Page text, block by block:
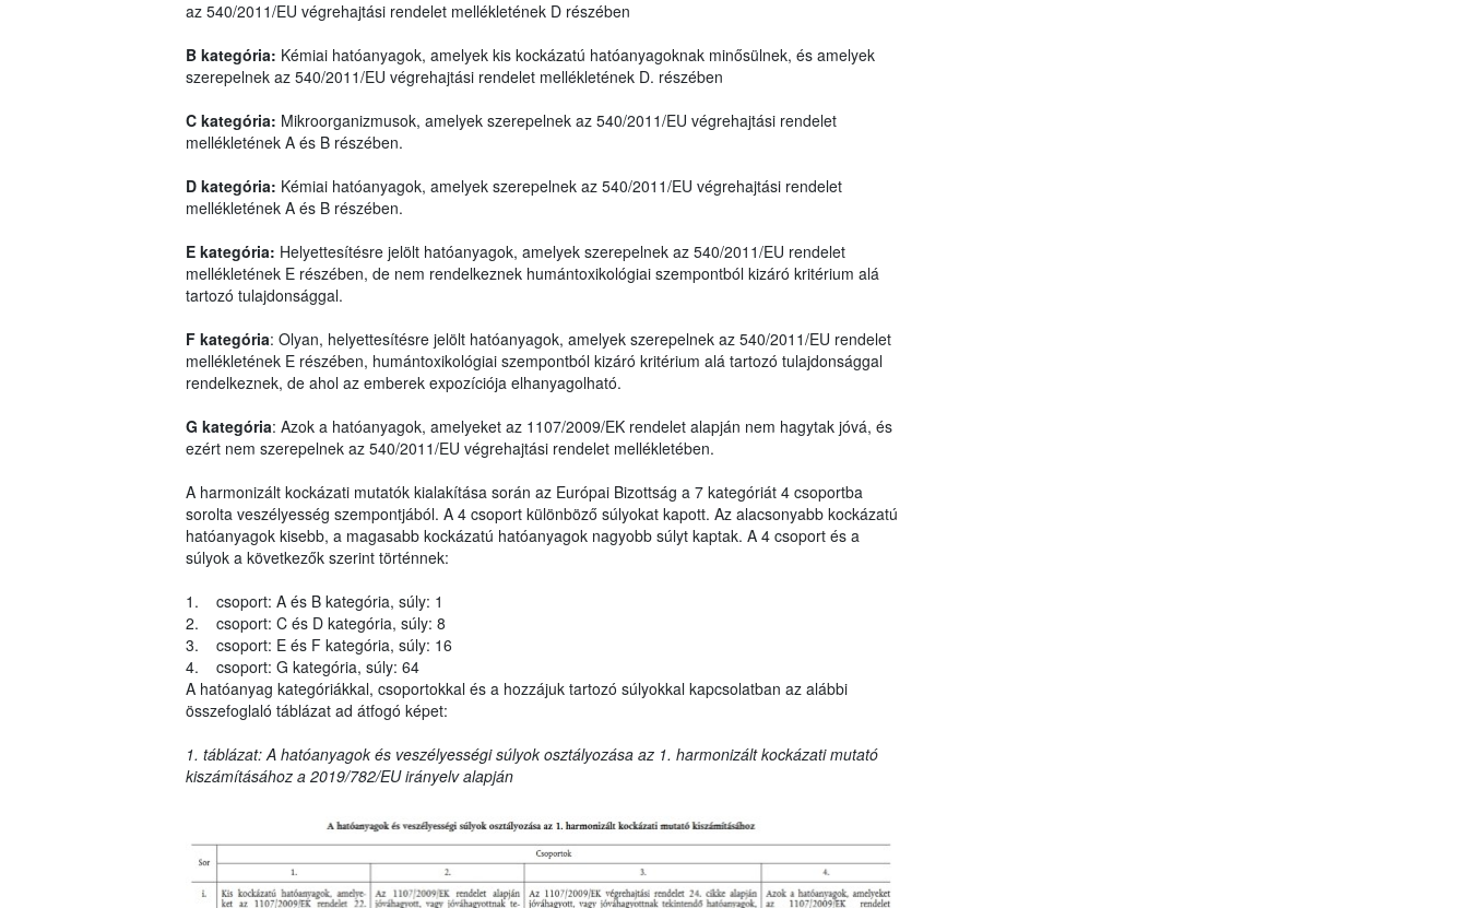
az 540/2011/EU végrehajtási rendelet mellékletének D részében
B kategória: Kémiai hatóanyagok, amelyek kis kockázatú hatóanyagoknak minősülnek, és amelyek
szerepelnek az 540/2011/EU végrehajtási rendelet mellékletének D. részében
C kategória: Mikroorganizmusok, amelyek szerepelnek az 540/2011/EU végrehajtási rendelet
mellékletének A és B részében.
D kategória: Kémiai hatóanyagok, amelyek szerepelnek az 540/2011/EU végrehajtási rendelet
mellékletének A és B részében.
E kategória: Helyettesítésre jelölt hatóanyagok, amelyek szerepelnek az 540/2011/EU rendelet
mellékletének E részében, de nem rendelkeznek humántoxikológiai szempontból kizáró kritérium alá
tartozó tulajdonsággal.
F kategória: Olyan, helyettesítésre jelölt hatóanyagok, amelyek szerepelnek az 540/2011/EU rendelet
mellékletének E részében, humántoxikológiai szempontból kizáró kritérium alá tartozó tulajdonsággal
rendelkeznek, de ahol az emberek expozíciója elhanyagolható.
G kategória: Azok a hatóanyagok, amelyeket az 1107/2009/EK rendelet alapján nem hagytak jóvá, és
ezért nem szerepelnek az 540/2011/EU végrehajtási rendelet mellékletében.
A harmonizált kockázati mutatók kialakítása során az Európai Bizottság a 7 kategóriát 4 csoportba
sorolta veszélyesség szempontjából. A 4 csoport különböző súlyokat kapott. Az alacsonyabb kockázatú
hatóanyagok kisebb, a magasabb kockázatú hatóanyagok nagyobb súlyt kaptak. A 4 csoport és a
súlyok a következők szerint történnek:
1. csoport: A és B kategória, súly: 1
2. csoport: C és D kategória, súly: 8
3. csoport: E és F kategória, súly: 16
4. csoport: G kategória, súly: 64
A hatóanyag kategóriákkal, csoportokkal és a hozzájuk tartozó súlyokkal kapcsolatban az alábbi
összefoglaló táblázat ad átfogó képet:
1. táblázat: A hatóanyagok és veszélyességi súlyok osztályozása az 1. harmonizált kockázati mutató
kiszámításához a 2019/782/EU irányelv alapján